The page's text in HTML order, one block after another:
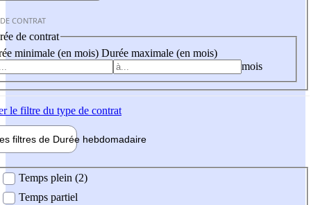
CONTRAT
de contrat
minimale (en mois) Durée maximale (en mois)
mois
le filtre du type de contrat
filtres de Durée hebdomadaire
Temps plein (2)
Temps partiel